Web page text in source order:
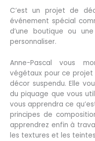
C’est un projet de
événement spécial
d’une boutique ou
personnaliser.
Anne-Pascal vous
végétaux pour ce
décor suspendu. Elle
du piquage que vous
vous apprendra ce
principes de
apprendrez enfin à
les textures et les